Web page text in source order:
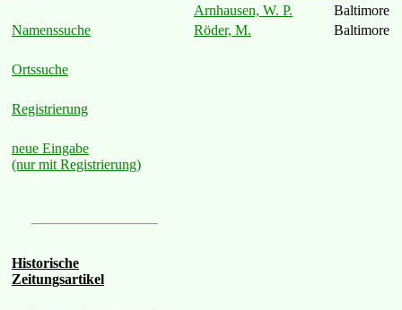
Namenssuche
Ortssuche
Registrierung
neue Eingabe
(nur mit Registrierung)
Historische
Zeitungsartikel
Arnhausen, W. P.
Baltimore
Röder, M.
Baltimore